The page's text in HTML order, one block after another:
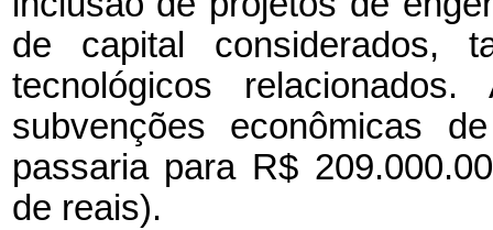
de capital considerados,
tecnológicos
subvenções econômicas
passaria para R$
de reais).